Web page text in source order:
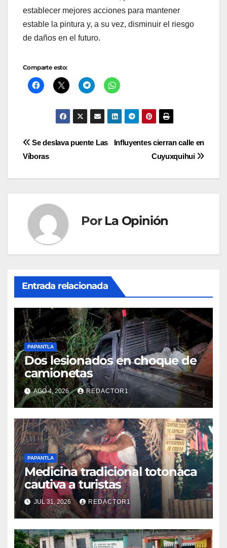
establecer mejores acciones para mantener
estable la pintura y, a su vez, disminuir el riesgo
de daños en el futuro.
Comparte esto:
NavegaciónInfluyentes cierran calle en
Cuyuxquihui
Se deslava puente Las
Víboras
Por La Opinión
Entrada relacionada
PAPANTLA
Dos lesionados en choque de
camionetas
AGO 4, 2026 REDACTOR1
PAPANTLA
Medicina tradicional totonaca
cautiva a turistas
JUL 31, 2026 REDACTOR1